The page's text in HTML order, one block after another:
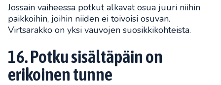
Jossain vaiheessa potkut alkavat osua juuri niihin
paikkoihin, joihin niiden ei toivoisi osuvan.
Virtsarakko on yksi vauvojen suosikkikohteista.
16. Potku sisältäpäin on
erikoinen tunne